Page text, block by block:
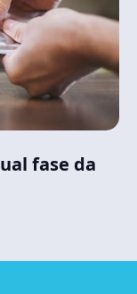
fase da